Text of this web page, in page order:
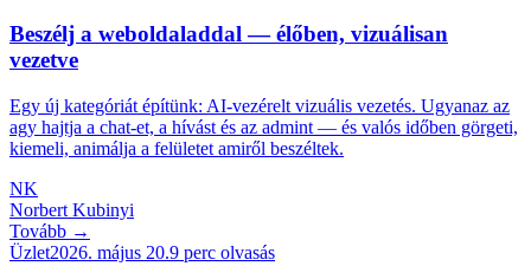
Beszélj a weboldaladdal — élőben, vizuálisan
vezetve
Egy új kategóriát építünk: AI-vezérelt vizuális vezetés. Ugyanaz az
agy hajtja a chat-et, a hívást és az admint — és valós időben görgeti,
kiemeli, animálja a felületet amiről beszéltek.
NK
Norbert Kubinyi
Tovább →
Üzlet2026. május 20.9 perc olvasás